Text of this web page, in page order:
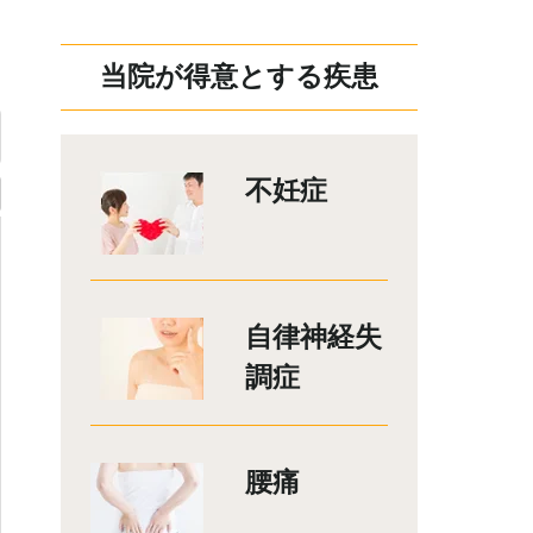
当院が得意とする疾患
不妊症
自律神経失
調症
腰痛